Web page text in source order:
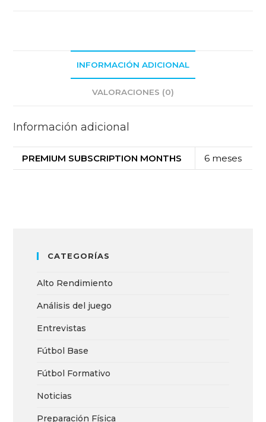
INFORMACIÓN ADICIONAL
VALORACIONES (0)
Información adicional
PREMIUM SUBSCRIPTION MONTHS 6 meses
CATEGORÍAS
Alto Rendimiento
Análisis del juego
Entrevistas
Fútbol Base
Fútbol Formativo
Noticias
Preparación Física